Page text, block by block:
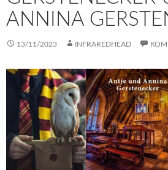
ANNINA
13/11/2023 INFRAREDHEAD